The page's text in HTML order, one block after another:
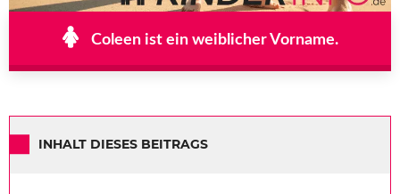
Coleen ist ein weiblicher Vorname.
INHALT DIESES BEITRAGS